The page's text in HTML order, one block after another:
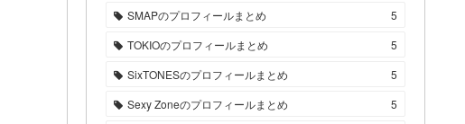
SMAPのプロフィールまとめ
5
TOKIOのプロフィールまとめ
5
SixTONESのプロフィールまとめ
5
Sexy Zoneのプロフィールまとめ
5